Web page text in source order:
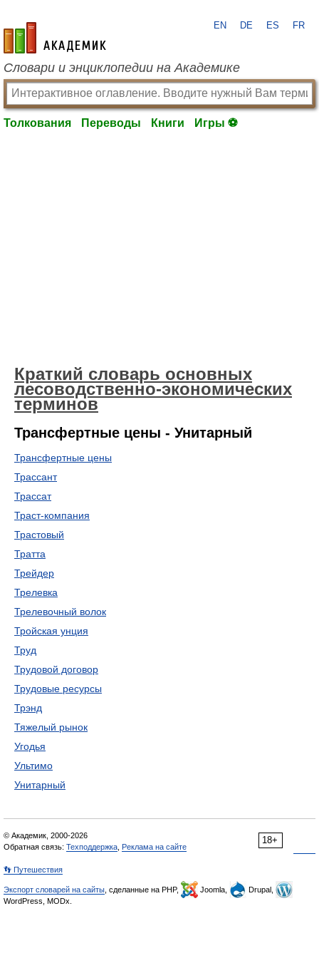
academic.ru
EN DE ES FR
Словари и энциклопедии на Академике
Толкования Переводы Книги Игры ⚽
Краткий словарь основных
лесоводственно-экономических
терминов
Трансфертные цены - Унитарный
Трансфертные цены
Трассант
Трассат
Траст-компания
Трастовый
Тратта
Трейдер
Трелевка
Трелевочный волок
Тройская унция
Труд
Трудовой договор
Трудовые ресурсы
Трэнд
Тяжелый рынок
Угодья
Ультимо
Унитарный
18+
© Академик, 2000-2026
Обратная связь: Техподдержка Реклама на сайте
👣 Путешествия
Экспорт словарей на сайты , сделанные на PHP, Joomla,
Drupal,
WordPress, MODx.